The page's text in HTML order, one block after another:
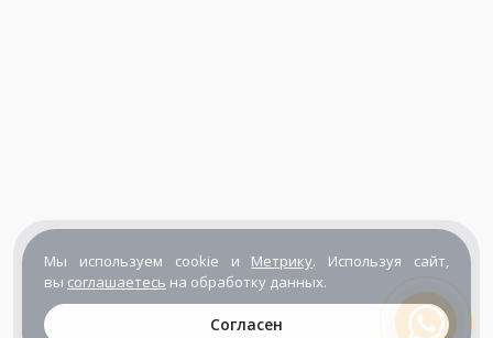
Мы используем cookie и Метрику. Используя сайт,
вы соглашаетесь на обработку данных.
Согласен